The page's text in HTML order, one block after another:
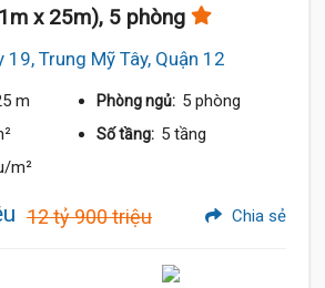
x 25m), 5 phòng
19, Trung Mỹ Tây, Quận 12
m Phòng ngủ: 5 phòng
Số tầng: 5 tầng
m²
12 tỷ 900 triệu Chia sẻ